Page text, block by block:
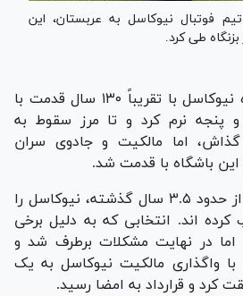
فوتبال نیوکاسل به عربستان، این
طی کرد.
باشگاه نیوکاسل با تقریباً ۱۳۰ سال قدمت با
پنجه نرم کرد و تا مرز سقوط به
اما مالکیت و جادوی سران
این باشگاه با قدمت شد.
سران عربستان سعودی از حدود ۳.۵ سال گذشته، نیوکاسل را
کرده اند. انتخابی که به دلیل برخی
اما در نهایت مشکلات برطرف شد و
با واگذاری مالکیت نیوکاسل به یک
کرد و قرارداد به امضا رسید.